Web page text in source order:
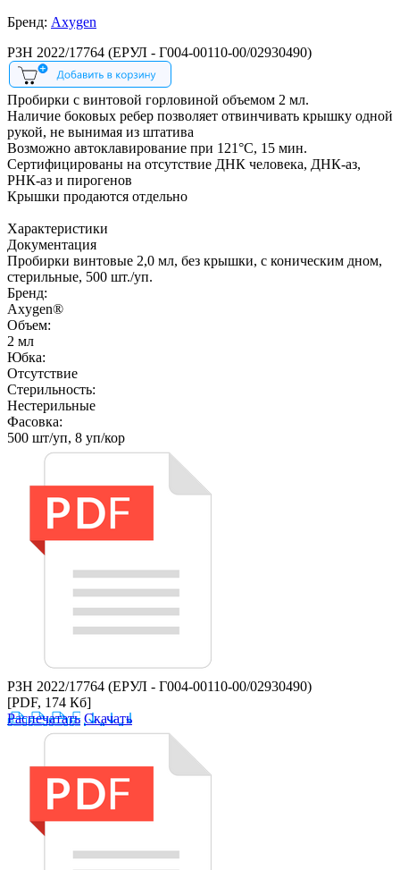
Бренд: Axygen
РЗН 2022/17764 (ЕРУЛ - Г004-00110-00/02930490)
Пробирки с винтовой горловиной объемом 2 мл.
Наличие боковых ребер позволяет отвинчивать крышку одной
рукой, не вынимая из штатива
Возможно автоклавирование при 121°С, 15 мин.
Сертифицированы на отсутствие ДНК человека, ДНК-аз,
РНК-аз и пирогенов
Крышки продаются отдельно
Характеристики
Документация
Пробирки винтовые 2,0 мл, без крышки, с коническим дном,
стерильные, 500 шт./уп.
Бренд:
Axygen®
Объем:
2 мл
Юбка:
Отсутствие
Стерильность:
Нестерильные
Фасовка:
500 шт/уп, 8 уп/кор
РЗН 2022/17764 (ЕРУЛ - Г004-00110-00/02930490)
[PDF, 174 Кб]
Распечатать Скачать